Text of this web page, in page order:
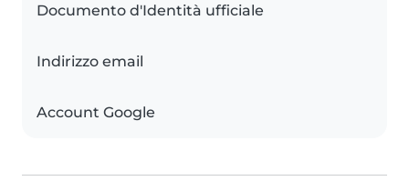
Documento d'Identità ufficiale
Indirizzo email
Account Google